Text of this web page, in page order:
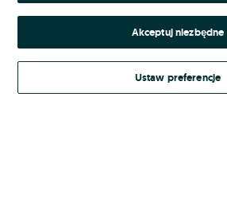
Zaloguj się
Kontynuując za pośrednictwem jednego z
Regulamin serwisuOLX.pl w jego
Akceptuj niezbędne
Ustaw preferencje